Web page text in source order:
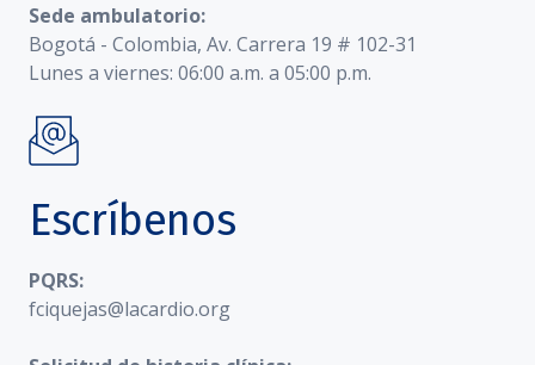
Sede ambulatorio:
Bogotá - Colombia, Av. Carrera 19 # 102-31
Lunes a viernes: 06:00 a.m. a 05:00 p.m.
Escríbenos
PQRS:
fciquejas@lacardio.org